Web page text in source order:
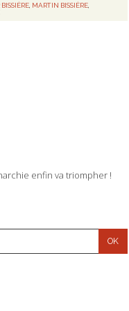
enfin va triompher !
BISSIÈRE, MARTIN BISSIÈRE,